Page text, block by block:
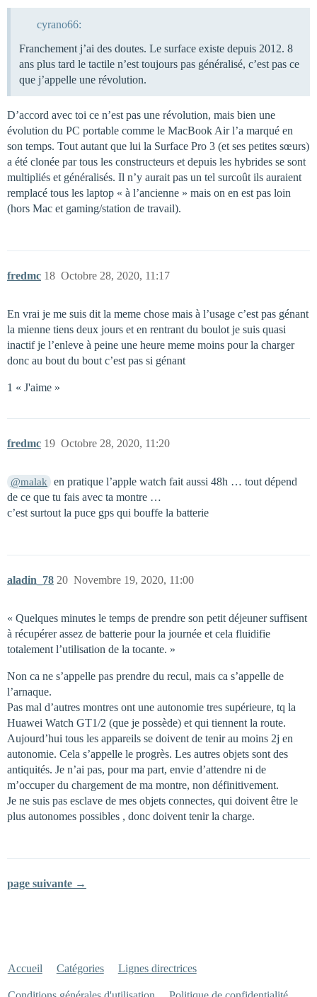
cyrano66:
Franchement j’ai des doutes. Le surface existe depuis 2012. 8
ans plus tard le tactile n’est toujours pas généralisé, c’est pas ce
que j’appelle une révolution.
D’accord avec toi ce n’est pas une révolution, mais bien une
évolution du PC portable comme le MacBook Air l’a marqué en
son temps. Tout autant que lui la Surface Pro 3 (et ses petites sœurs)
a été clonée par tous les constructeurs et depuis les hybrides se sont
multipliés et généralisés. Il n’y aurait pas un tel surcoût ils auraient
remplacé tous les laptop « à l’ancienne » mais on en est pas loin
(hors Mac et gaming/station de travail).
fredmc Octobre 28, 2020, 11:17
18
En vrai je me suis dit la meme chose mais à l’usage c’est pas génant
la mienne tiens deux jours et en rentrant du boulot je suis quasi
inactif je l’enleve à peine une heure meme moins pour la charger
donc au bout du bout c’est pas si génant
1 « J'aime »
fredmc Octobre 28, 2020, 11:20
19
@malak
en pratique l’apple watch fait aussi 48h … tout dépend
de ce que tu fais avec ta montre …
c’est surtout la puce gps qui bouffe la batterie
aladin_78 Novembre 19, 2020, 11:00
20
« Quelques minutes le temps de prendre son petit déjeuner suffisent
à récupérer assez de batterie pour la journée et cela fluidifie
totalement l’utilisation de la tocante. »
Non ca ne s’appelle pas prendre du recul, mais ca s’appelle de
l’arnaque.
Pas mal d’autres montres ont une autonomie tres supérieure, tq la
Huawei Watch GT1/2 (que je possède) et qui tiennent la route.
Aujourd’hui tous les appareils se doivent de tenir au moins 2j en
autonomie. Cela s’appelle le progrès. Les autres objets sont des
antiquités. Je n’ai pas, pour ma part, envie d’attendre ni de
m’occuper du chargement de ma montre, non définitivement.
Je ne suis pas esclave de mes objets connectes, qui doivent être le
plus autonomes possibles , donc doivent tenir la charge.
page suivante →
Accueil Catégories Lignes directrices